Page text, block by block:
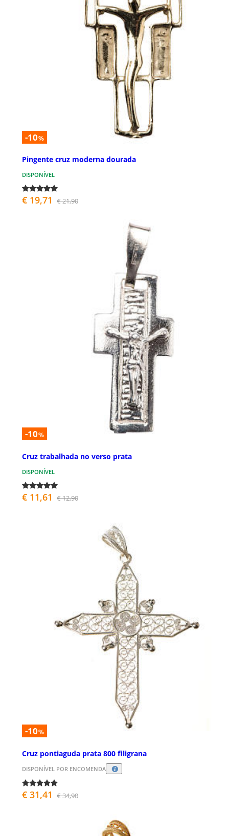
-10%
Pingente cruz moderna dourada
DISPONÍVEL
€ 19,71 € 21,90
-10%
Cruz trabalhada no verso prata
DISPONÍVEL
€ 11,61 € 12,90
-10%
Cruz pontiaguda prata 800 filigrana
DISPONÍVEL POR ENCOMENDA
€ 31,41 € 34,90